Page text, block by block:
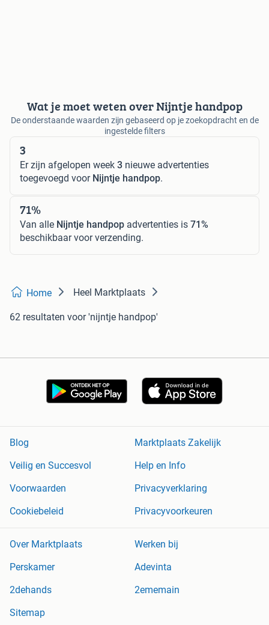
Wat je moet weten over Nijntje handpop
De onderstaande waarden zijn gebaseerd op je zoekopdracht en de
ingestelde filters
3
Er zijn afgelopen week 3 nieuwe advertenties
toegevoegd voor Nijntje handpop.
71%
Van alle Nijntje handpop advertenties is 71%
beschikbaar voor verzending.
Home Heel Marktplaats
62 resultaten voor 'nijntje handpop'
Blog
Marktplaats Zakelijk
Veilig en Succesvol
Help en Info
Voorwaarden
Privacyverklaring
Cookiebeleid
Privacyvoorkeuren
Over Marktplaats
Werken bij
Perskamer
Adevinta
2dehands
2ememain
Sitemap